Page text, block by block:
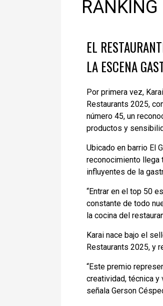
EL
LA ESCENA
Por primera vez,
Restaurants 2025,
número 45, un
productos y
Ubicado en barrio El
reconocimiento llega
influyentes de la
“Entrar en el top 50
constante de todo
la cocina del
Karai nace bajo el
Restaurants 2025, y
“Este premio
creatividad, técnica y
señala Gerson